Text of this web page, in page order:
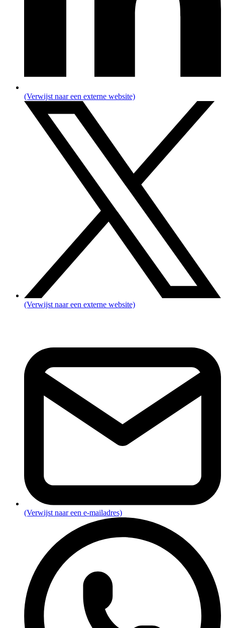
(Verwijst naar een externe website)
(Verwijst naar een externe website)
(Verwijst naar een e-mailadres)